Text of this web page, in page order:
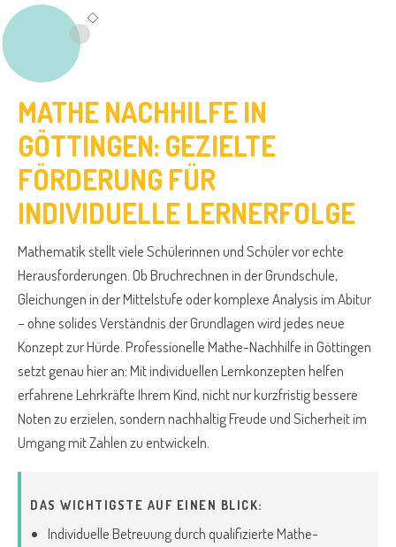
MATHE NACHHILFE IN
GÖTTINGEN: GEZIELTE
FÖRDERUNG FÜR
INDIVIDUELLE LERNERFOLGE
Mathematik stellt viele Schülerinnen und Schüler vor echte
Herausforderungen. Ob Bruchrechnen in der Grundschule,
Gleichungen in der Mittelstufe oder komplexe Analysis im Abitur
– ohne solides Verständnis der Grundlagen wird jedes neue
Konzept zur Hürde. Professionelle Mathe-Nachhilfe in Göttingen
setzt genau hier an: Mit individuellen Lernkonzepten helfen
erfahrene Lehrkräfte Ihrem Kind, nicht nur kurzfristig bessere
Noten zu erzielen, sondern nachhaltig Freude und Sicherheit im
Umgang mit Zahlen zu entwickeln.
DAS WICHTIGSTE AUF EINEN BLICK:
Individuelle Betreuung durch qualifizierte Mathe-